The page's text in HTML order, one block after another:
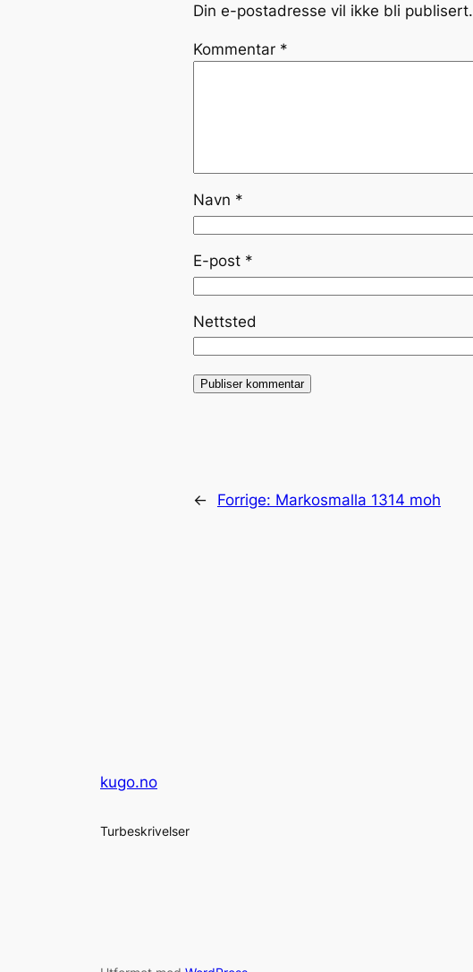
Din e-postadresse vil ikke bli publisert.
Kommentar *
Navn *
E-post *
Nettsted
← Forrige: Markosmalla 1314 moh
kugo.no
Turbeskrivelser